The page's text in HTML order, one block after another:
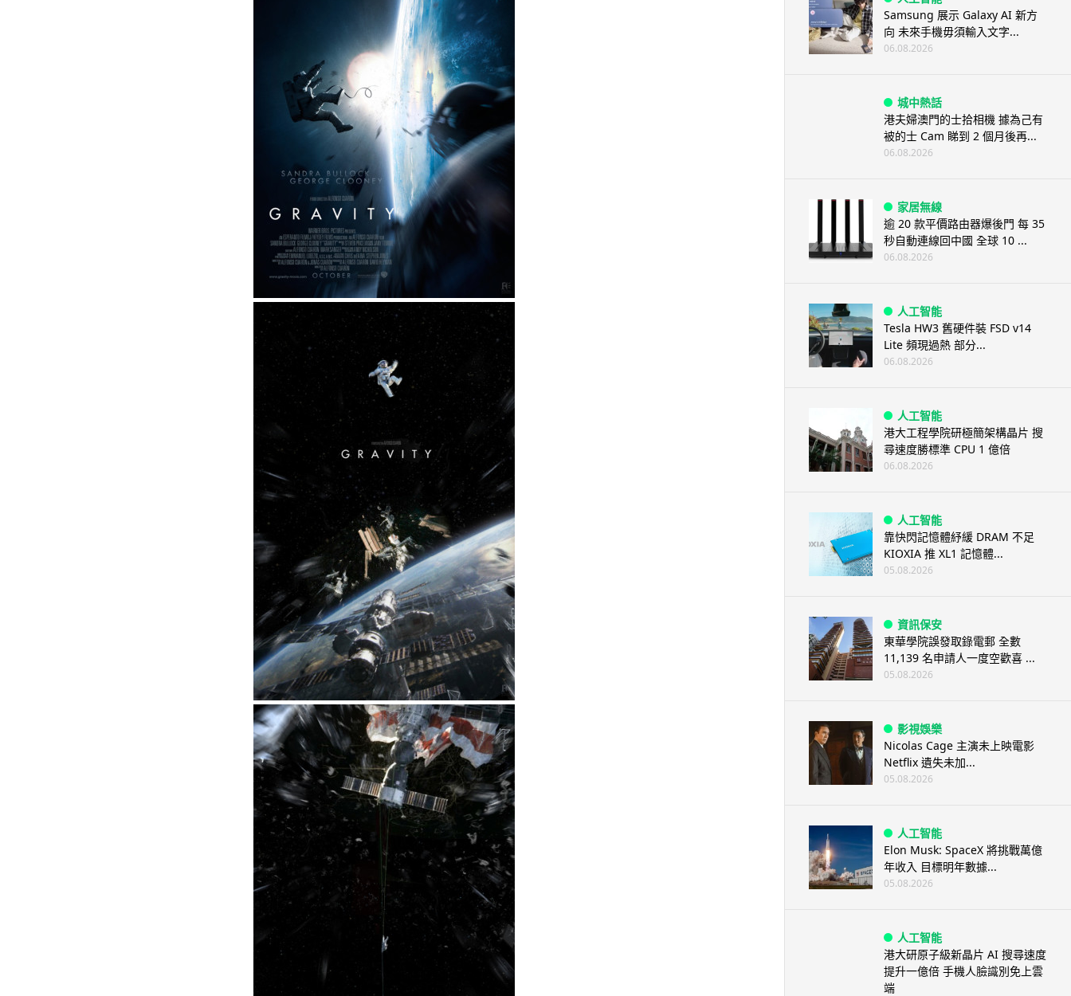
Samsung 展示 Galaxy AI 新方
向 未來手機毋須輸入文字...
06.08.2026
城中熱話
港夫婦澳門的士拾相機 據為己有
被的士 Cam 睇到 2 個月後再...
06.08.2026
家居無線
逾 20 款平價路由器爆後門 每 35
秒自動連線回中國 全球 10 ...
06.08.2026
人工智能
Tesla HW3 舊硬件裝 FSD v14
Lite 頻現過熱 部分...
06.08.2026
人工智能
港大工程學院研極簡架構晶片 搜
尋速度勝標準 CPU 1 億倍
06.08.2026
人工智能
靠快閃記憶體紓緩 DRAM 不足
KIOXIA 推 XL1 記憶體...
05.08.2026
資訊保安
東華學院誤發取錄電郵 全數
11,139 名申請人一度空歡喜 ...
05.08.2026
影視娛樂
Nicolas Cage 主演未上映電影
Netflix 遺失未加...
05.08.2026
人工智能
Elon Musk: SpaceX 將挑戰萬億
年收入 目標明年數據...
05.08.2026
人工智能
港大研原子級新晶片 AI 搜尋速度
提升一億倍 手機人臉識別免上雲
端